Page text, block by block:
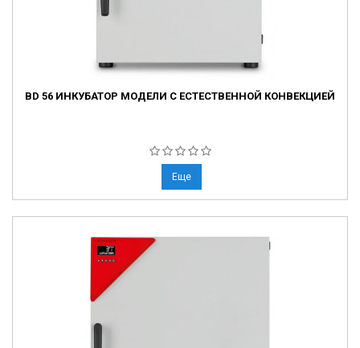
BD 56 ИНКУБАТОР МОДЕЛИ С ЕСТЕСТВЕННОЙ КОНВЕКЦИЕЙ
Еще